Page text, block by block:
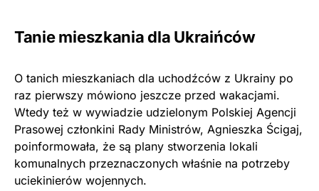
Tanie mieszkania dla Ukraińców
O tanich mieszkaniach dla uchodźców z Ukrainy po
raz pierwszy mówiono jeszcze przed wakacjami.
Wtedy też w wywiadzie udzielonym Polskiej Agencji
Prasowej członkini Rady Ministrów, Agnieszka Ścigaj,
poinformowała, że są plany stworzenia lokali
komunalnych przeznaczonych właśnie na potrzeby
uciekinierów wojennych.